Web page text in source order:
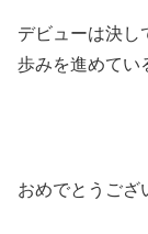
デビューは決し
歩みを進めてい
おめでとうござ